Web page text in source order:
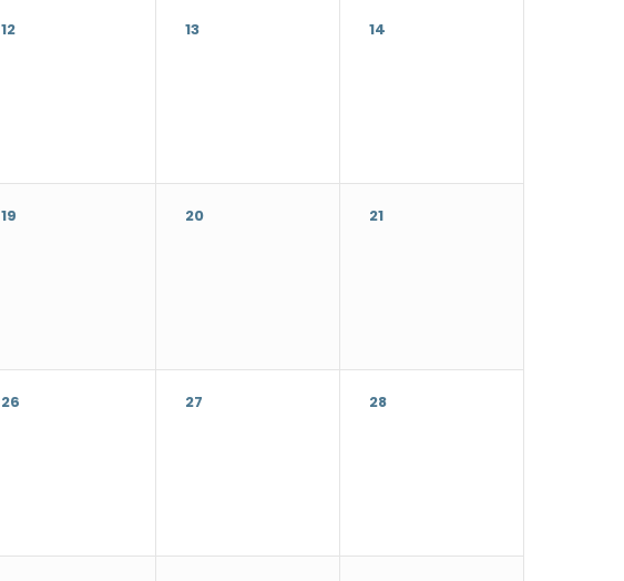
12 13 14
19 20 21
26 27 28